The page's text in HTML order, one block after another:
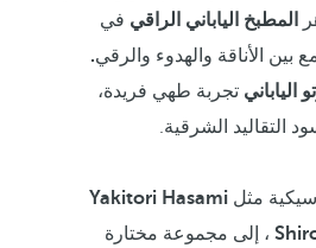
المطبخ الياباني الراقي في
بين الأناقة والهدوء والرقي.
تجربة طهي فريدة،
التقاليد الشرقية.
مثل Yakitori Hasami
، إلى مجموعة مختارة